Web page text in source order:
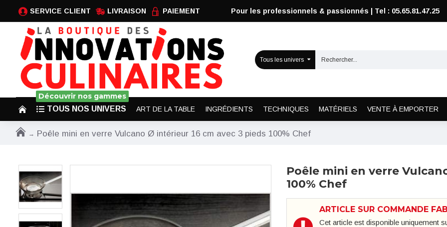
SERVICE CLIENT LIVRAISON PAIEMENT Pour les professionnels & passionnés | Tel : 05.65.81.47.25
Tous les univers
TOUS NOS UNIVERS
Découvrir nos gammes
ART DE LA TABLE INGRÉDIENTS TECHNIQUES MATÉRIELS VENTE À EMPORTER
Poêle mini en verre Vulcano Ø intérieur 16 cm avec 3 pieds 100% Chef
Poêle mini en verre
100% Chef
ARTICLE SUR COMMANDE
Cet article est disponible uniquement